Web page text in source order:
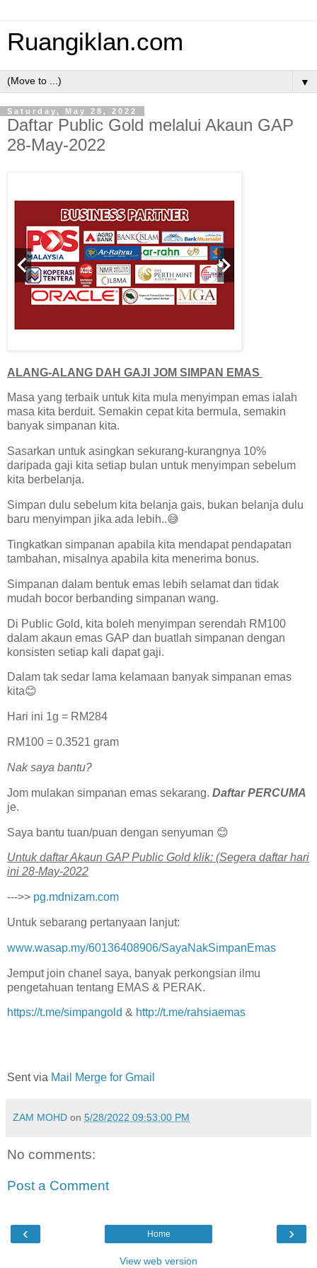
Ruangiklan.com
▼
Saturday, May 28, 2022
Daftar Public Gold melalui Akaun GAP
28-May-2022
ALANG-ALANG DAH GAJI JOM SIMPAN EMAS
Masa yang terbaik untuk kita mula menyimpan emas ialah
masa kita berduit. Semakin cepat kita bermula, semakin
banyak simpanan kita.
Sasarkan untuk asingkan sekurang-kurangnya 10%
daripada gaji kita setiap bulan untuk menyimpan sebelum
kita berbelanja.
Simpan dulu sebelum kita belanja gais, bukan belanja dulu
baru menyimpan jika ada lebih..😅
Tingkatkan simpanan apabila kita mendapat pendapatan
tambahan, misalnya apabila kita menerima bonus.
Simpanan dalam bentuk emas lebih selamat dan tidak
mudah bocor berbanding simpanan wang.
Di Public Gold, kita boleh menyimpan serendah RM100
dalam akaun emas GAP dan buatlah simpanan dengan
konsisten setiap kali dapat gaji.
Dalam tak sedar lama kelamaan banyak simpanan emas
kita😊
Hari ini 1g = RM284
RM100 = 0.3521 gram
Nak saya bantu?
Jom mulakan simpanan emas sekarang. Daftar PERCUMA
je.
Saya bantu tuan/puan dengan senyuman 😊
U͏n͏t͏u͏k͏ d͏a͏f͏t͏a͏r͏ A͏k͏a͏u͏n͏ G͏A͏P͏ P͏u͏b͏l͏i͏c͏ G͏o͏l͏d͏ k͏l͏i͏k͏: (Segera daftar hari
ini 28-May-2022
--->> pg.mdnizam.com
Untuk sebarang pertanyaan lanjut:
www.wasap.my/60136408906/SayaNakSimpanEmas
Jemput join chanel saya, banyak perkongsian ilmu
pengetahuan tentang EMAS & PERAK.
https://t.me/simpangold & http://t.me/rahsiaemas
Sent via Mail Merge for Gmail
ZAM MOHD on 5/28/2022 09:53:00 PM
No comments:
Post a Comment
‹ ›
Home
View web version